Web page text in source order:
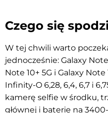
Czego się
W tej chwili warto
jednocześnie: Galaxy
Note 10+ 5G i Galaxy
Infinity-O 6,28, 6,4, 6,7 i
kamerę selfie w środku,
głównej i baterie na